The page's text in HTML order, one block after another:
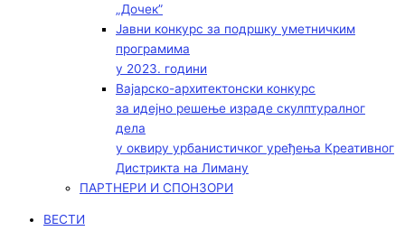
„Дочек”
Јавни конкурс за подршку уметничким
програмима
у 2023. години
Вајарско-архитектонски конкурс
за идејно решење израде скулптуралног
дела
у оквиру урбанистичког уређења Креативног
Дистрикта на Лиману
ПАРТНЕРИ И СПОНЗОРИ
ВЕСТИ